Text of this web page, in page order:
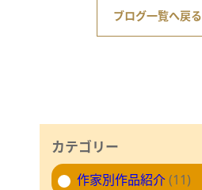
ブログ一覧へ戻る
カテゴリー
作家別作品紹介(11)